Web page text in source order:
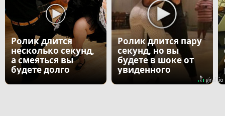
Ролик длится
несколько секунд,
а смеяться вы
будете долго
Ролик длится пару
секунд, но вы
будете в шоке от
увиденного